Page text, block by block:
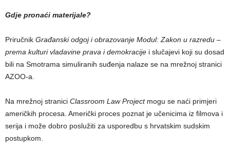
Gdje pronaći materijale?
Priručnik Građanski odgoj i obrazovanje Modul: Zakon u razredu –
prema kulturi vladavine prava i demokracije i slučajevi koji su dosad
bili na Smotrama simuliranih suđenja nalaze se na mrežnoj stranici
AZOO-a.
Na mrežnoj stranici Classroom Law Projectmogu se naći primjeri
američkih procesa. Američki proces poznat je učenicima iz filmova i
serija i može dobro poslužiti za usporedbu s hrvatskim sudskim
postupkom.